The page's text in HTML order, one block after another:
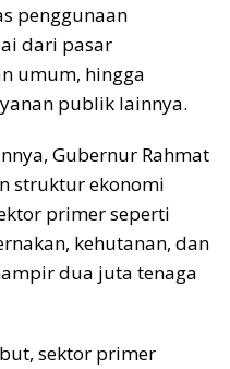
penggunaan
dari pasar
umum, hingga
publik lainnya.
Gubernur Rahmat
struktur ekonomi
primer seperti
kehutanan, dan
dua juta tenaga
sektor primer